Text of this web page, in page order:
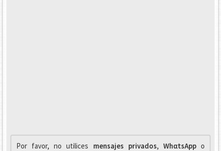
Por favor, no utilices mensajes privados, WhαtsAppo